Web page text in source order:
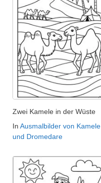
Zwei Kamele in der Wüste
In Ausmalbilder von Kamele
und Dromedare